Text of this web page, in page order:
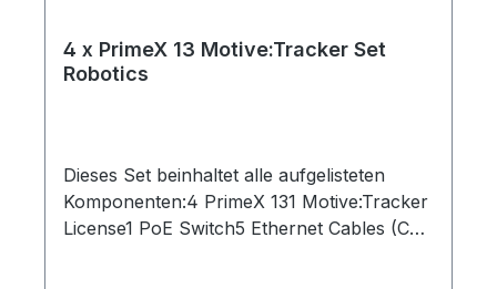
4 x PrimeX 13 Motive:Tracker Set
Robotics
Dieses Set beinhaltet alle aufgelisteten
Komponenten:4 PrimeX 131 Motive:Tracker
License1 PoE Switch5 Ethernet Cables (Cat